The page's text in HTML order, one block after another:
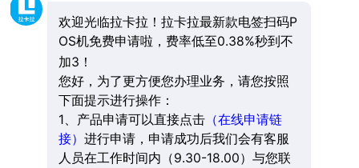
欢迎光临拉卡拉！拉卡拉最新款电签扫码P
OS机免费申请啦，费率低至0.38%秒到不
加3！
您好，为了更方便您办理业务，请您按照
下面提示进行操作：
1、产品申请可以直接点击（在线申请链
接） 进行申请，申请成功后我们会有客服
人员在工作时间内（9.30-18.00）与您联